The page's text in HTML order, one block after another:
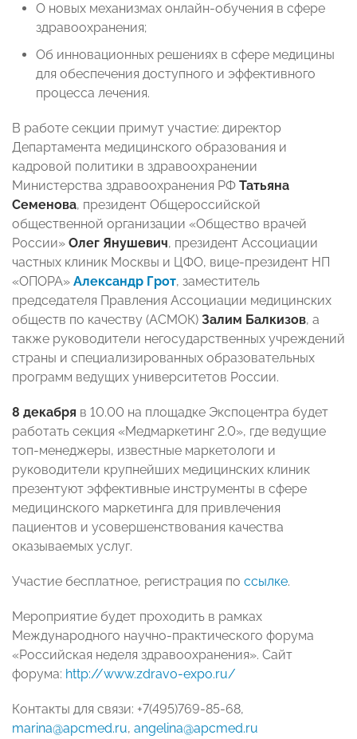
О новых механизмах онлайн-обучения в сфере
здравоохранения;
Об инновационных решениях в сфере медицины
для обеспечения доступного и эффективного
процесса лечения.
В работе секции примут участие: директор
Департамента медицинского образования и
кадровой политики в здравоохранении
Министерства здравоохранения РФ Татьяна
Семенова, президент Общероссийской
общественной организации «Общество врачей
России» Олег Янушевич, президент Ассоциации
частных клиник Москвы и ЦФО, вице-президент НП
«ОПОРА» Александр Грот, заместитель
председателя Правления Ассоциации медицинских
обществ по качеству (АСМОК) Залим Балкизов, а
также руководители негосударственных учреждений
страны и специализированных образовательных
программ ведущих университетов России.
8 декабря в 10.00 на площадке Экспоцентра будет
работать секция «Медмаркетинг 2.0», где ведущие
топ-менеджеры, известные маркетологи и
руководители крупнейших медицинских клиник
презентуют эффективные инструменты в сфере
медицинского маркетинга для привлечения
пациентов и усовершенствования качества
оказываемых услуг.
Участие бесплатное, регистрация по ссылке.
Мероприятие будет проходить в рамках
Международного научно-практического форума
«Российская неделя здравоохранения». Сайт
форума: http://www.zdravo-expo.ru/
Контакты для связи: +7(495)769-85-68,
marina@apcmed.ru, angelina@apcmed.ru